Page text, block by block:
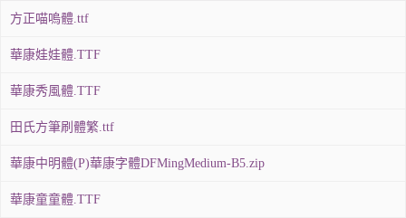
方正喵嗚體.ttf
華康娃娃體.TTF
華康秀風體.TTF
田氏方筆刷體繁.ttf
華康中明體(P)華康字體DFMingMedium-B5.zip
華康童童體.TTF